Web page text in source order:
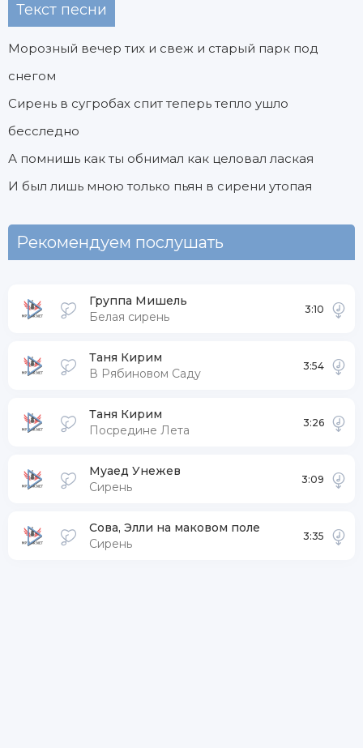
Текст песни
Морозный вечер тих и свеж и старый парк под
снегом
Сирень в сугробах спит теперь тепло ушло
бесследно
А помнишь как ты обнимал как целовал лаская
И был лишь мною только пьян в сирени утопая
Рекомендуем послушать
Группа Мишель
Белая сирень
3:10
Таня Кирим
В Рябиновом Саду
3:54
Таня Кирим
Посредине Лета
3:26
Муаед Унежев
Сирень
3:09
Сова, Элли на маковом поле
Сирень
3:35